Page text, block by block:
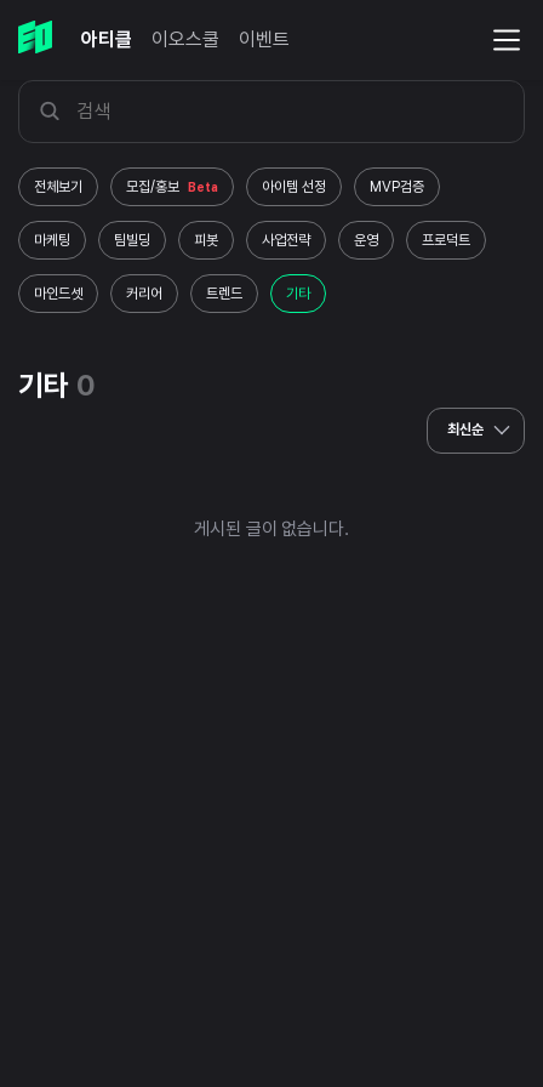
아티클 이오스쿨 이벤트
전체보기 모집/홍보 Beta 아이템 선정 MVP검증
마케팅 팀빌딩 피봇 사업전략 운영 프로덕트
마인드셋 커리어 트렌드 기타
기타 0
최신순
게시된 글이 없습니다.